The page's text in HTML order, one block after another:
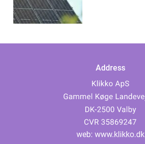
Address
web: www.klikko.dk